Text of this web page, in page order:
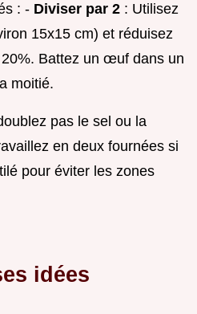
: - Diviser par 2 : Utilisez
15x15 cm) et réduisez
Battez un œuf dans un
moitié.
pas le sel ou la
en deux fournées si
pour éviter les zones
idées